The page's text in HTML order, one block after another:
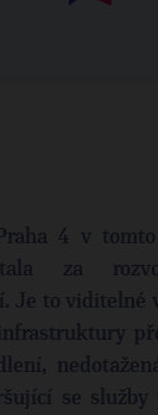
4 v
za
Je to viditelné
se služby